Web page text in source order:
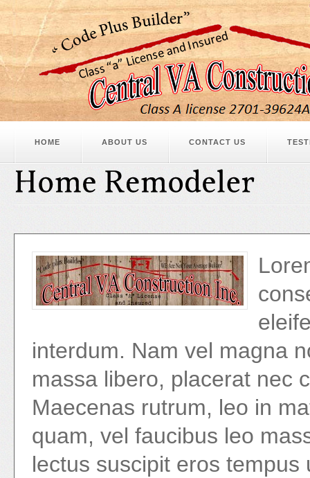
HOME ABOUT US CONTACT US
interdum. Nam vel magna
massa libero, placerat nec
Maecenas rutrum, leo in
quam, vel faucibus leo
lectus suscipit eros